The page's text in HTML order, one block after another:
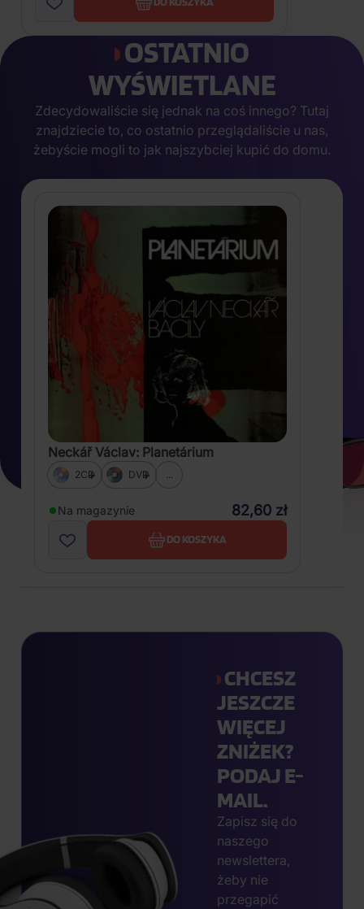
OSTATNIO
WYŚWIETLANE
Zdecydowaliście się jednak na coś innego? Tutaj
znajdziecie to, co ostatnio przeglądaliście u nas,
żebyście mogli to jak najszybciej kupić do domu.
Neckář Václav: Planetárium
2CD DVD
Na magazynie 82,60 zł
DO KOSZYKA
CHCESZ
JESZCZE
WIĘCEJ
ZNIŻEK?
PODAJ E-
MAIL.
Zapisz się do
naszego
newslettera,
żeby nie
przegapić